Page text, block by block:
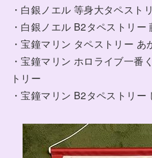
・白銀ノエル 等身大タペスト
・白銀ノエル B2タペストリー
・宝鐘マリン タペストリー
・宝鐘マリン ホロライブ一番
トリー
・宝鐘マリン B2タペストリー